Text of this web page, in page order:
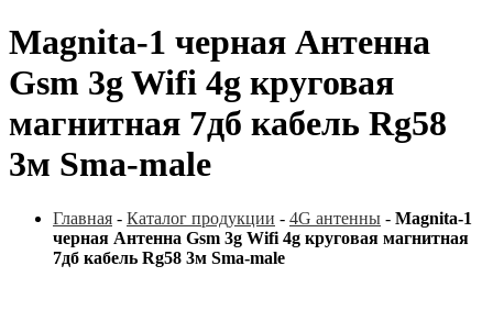
Magnita-1 черная Антенна
Gsm 3g Wifi 4g круговая
магнитная 7дб кабель Rg58
3м Sma-male
Главная - Каталог продукции - 4G антенны - Magnita-1
черная Антенна Gsm 3g Wifi 4g круговая магнитная
7дб кабель Rg58 3м Sma-male